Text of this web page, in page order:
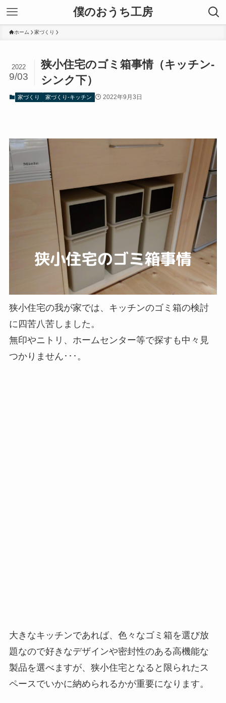
僕のおうち工房
ホーム 家づくり
狭小住宅のゴミ箱事情（キッチン-
シンク下）
2022
9/03
家づくり 家づくり-キッチン 2022年9月3日
狭小住宅の我が家では、キッチンのゴミ箱の検討
に四苦八苦しました。
無印やニトリ、ホームセンター等で探すも中々見
つかりません･･･。
大きなキッチンであれば、色々なゴミ箱を選び放
題なので好きなデザインや密封性のある高機能な
製品を選べますが、狭小住宅となると限られたス
ペースでいかに納められるかが重要になります。